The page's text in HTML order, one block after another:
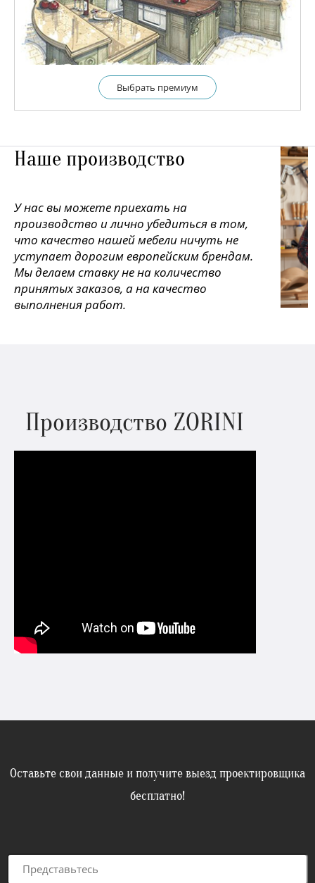
Выбрать премиум
Наше производство
У нас вы можете приехать на
производство и лично убедиться в том,
что качество нашей мебели ничуть не
уступает дорогим европейским брендам.
Мы делаем ставку не на количество
принятых заказов, а на качество
выполнения работ.
Производство ZORINI
Оставьте свои данные и получите выезд проектировщика
бесплатно!